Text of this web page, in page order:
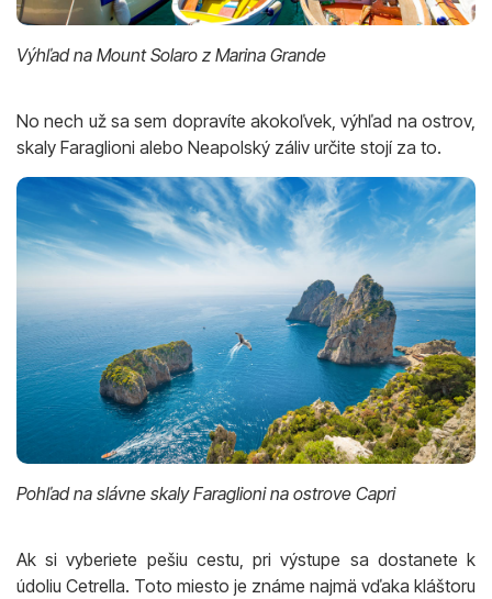
Výhľad na Mount Solaro z Marina Grande
No nech už sa sem dopravíte akokoľvek, výhľad na ostrov,
skaly Faraglioni alebo Neapolský záliv určite stojí za to.
Pohľad na slávne skaly Faraglioni na ostrove Capri
Ak si vyberiete pešiu cestu, pri výstupe sa dostanete k
údoliu Cetrella. Toto miesto je známe najmä vďaka kláštoru